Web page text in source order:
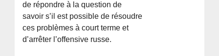
de répondre à la question de
savoir s’il est possible de résoudre
ces problèmes à court terme et
d’arrêter l’offensive russe.